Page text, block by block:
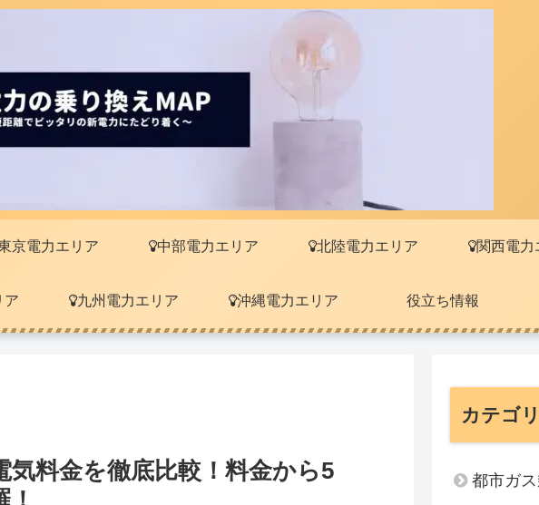
京電力エリア 中部電力エリア 北陸電力エリア 関西電力
ア 九州電力エリア 沖縄電力エリア 役立ち情報
料金を徹底比較！料金から5
カテゴ
都市ガ